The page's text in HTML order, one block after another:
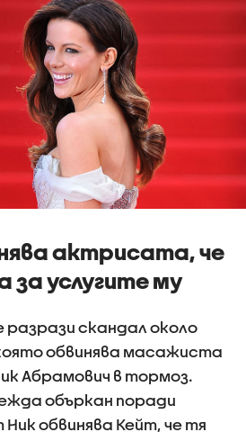
актрисата, че
за услугите му
разрази скандал около
обвинява масажиста
Абрамович в тормоз.
объркан поради
обвинява Кейт, че тя